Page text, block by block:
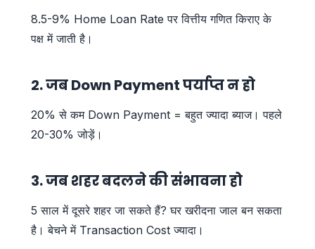
8.5-9% Home Loan Rate पर वित्तीय गणित किराए के
पक्ष में जाती है।
2. जब Down Payment पर्याप्त न हो
20% से कम Down Payment = बहुत ज्यादा ब्याज। पहले
20-30% जोड़ें।
3. जब शहर बदलने की संभावना हो
5 साल में दूसरे शहर जा सकते हैं? घर खरीदना जाल बन सकता
है। बेचने में Transaction Cost ज्यादा।